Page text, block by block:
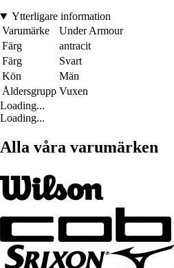
Ytterligare information
Varumärke
Under Armour
Färg
antracit
Färg
Svart
Kön
Män
Åldersgrupp Vuxen
Loading...
Loading...
Alla våra varumärken